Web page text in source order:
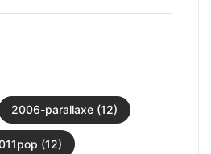
2006-parallaxe (12)
(12)